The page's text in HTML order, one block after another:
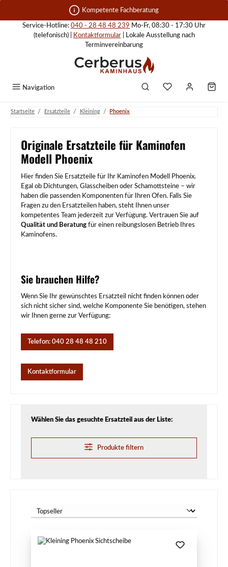
Zum Hauptinhalt springen Kompetente Fachberatung
Service-Hotline: 040 - 28 48 48 239 Mo-Fr, 08:30 - 17:30 Uhr
(telefonisch) |
Kontaktformular| Lokale Ausstellung nach
Terminvereinbarung
Navigation
Startseite / Ersatzteile / Kleining / Phoenix
Originale Ersatzteile für Kaminofen
Modell Phoenix
Hier finden Sie Ersatzteile für Ihr Kaminofen Modell Phoenix.
Egal ob Dichtungen, Glasscheiben oder Schamottsteine – wir
haben die passenden Komponenten für Ihren Ofen. Falls Sie
Fragen zu den Ersatzteilen haben, steht Ihnen unser
kompetentes Team jederzeit zur Verfügung. Vertrauen Sie auf
Qualität und Beratung für einen reibungslosen Betrieb Ihres
Kaminofens.
Sie brauchen Hilfe?
Wenn Sie Ihr gewünschtes Ersatzteil nicht finden können oder
sich nicht sicher sind, welche Komponente Sie benötigen, stehen
wir Ihnen gerne zur Verfügung:
Telefon: 040 28 48 48 210
Kontaktformular
Wählen Sie das gesuchte Ersatzteil aus der Liste:
Produkte filtern